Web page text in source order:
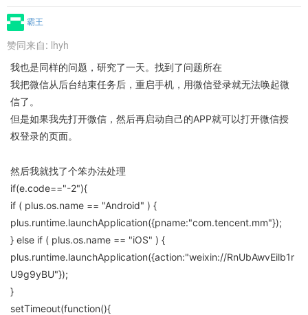
霸王
赞同来自: lhyh
我也是同样的问题，研究了一天。找到了问题所在
我把微信从后台结束任务后，重启手机，用微信登录就无法唤起微
信了。
但是如果我先打开微信，然后再启动自己的APP就可以打开微信授
权登录的页面。
然后我就找了个笨办法处理
if(e.code=="-2"){
if ( plus.os.name == "Android" ) {
plus.runtime.launchApplication({pname:"com.tencent.mm"});
} else if ( plus.os.name == "iOS" ) {
plus.runtime.launchApplication({action:"weixin://RnUbAwvEilb1r
U9g9yBU"});
}
setTimeout(function(){